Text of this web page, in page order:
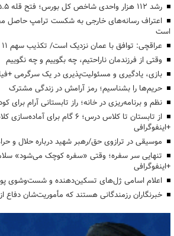
رشد ۱۱۲ هزار واحدی شاخص کل بورس؛ فتح قله ۵.۵ میلیون واحدی
اعتراف رسانه‌های خارجی به شکست ترامپ حاصل
است
عراقچی: توافق با عمان نزدیک است/ تکذیب سهم ۱۱ درصدی ایران از خزر
وقتی از فرزندمان ناراحتیم، چه بگوییم و چه نگوییم
بازی، یادگیری و مسئولیت‌پذیری در یک سرگرمی
حریم‌ها را بشناسیم؛ رمز آرامش در زندگی مشترک
نظم و برنامه‌ریزی در خانه؛ راز تابستانی آرام برای
از تابستان تا کلاس درس؛ ۶ گام
+اینفوگرافی
موسیقی در ترازوی حق/رهبر شهید درباره حلال و
تنهایی سر سفره؛ وقتی «سفره کوچک می‌شود»
+اینفوگرافی
اعلام اسامی ژل‌های تسکین‌دهنده و شست‌وشوی
خبرنگاران رزمندگانی هستند که مأموریت‌شان دفاع